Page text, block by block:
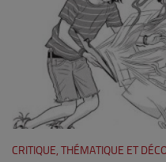
CRITIQUE, THÉMATIQUE ET